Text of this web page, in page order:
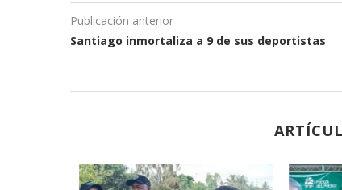
Publicación anterior
Santiago inmortaliza a 9 de sus deportistas